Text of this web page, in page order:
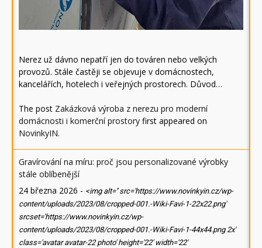
Nerez už dávno nepatří jen do továren nebo velkých
provozů. Stále častěji se objevuje v domácnostech,
kancelářích, hotelech i veřejných prostorech. Důvod…
The post Zakázková výroba z nerezu pro moderní
domácnosti i komerční prostory first appeared on
NovinkyIN.
Gravírování na míru: proč jsou personalizované výrobky
stále oblíbenější
24 března 2026 - <img alt='' src='https://www.novinkyin.cz/wp-
content/uploads/2023/08/cropped-001.-Wiki-Favi-1-22x22.png'
srcset='https://www.novinkyin.cz/wp-
content/uploads/2023/08/cropped-001.-Wiki-Favi-1-44x44.png 2x'
class='avatar avatar-22 photo' height='22' width='22'